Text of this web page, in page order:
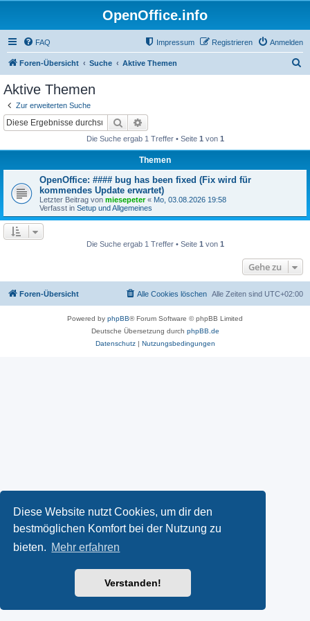
Diese Website nutzt Cookies, um dir den
bestmöglichen Komfort bei der Nutzung zu
bieten. Mehr erfahren
Verstanden!
OpenOffice.info
FAQ Anmelden
Registrieren
Impressum
Foren-Übersicht Suche Aktive Themen
Aktive Themen
Zur erweiterten Suche
Suche
Die Suche ergab 1 Treffer • Seite 1 von 1
Themen
OpenOffice: #### bug has been fixed (Fix wird für
kommendes Update erwartet)
Letzter Beitrag von miesepeter« Mo, 03.08.2026 19:58
Verfasst in Setup und Allgemeines
Die Suche ergab 1 Treffer • Seite 1 von 1
Gehe zu
Foren-Übersicht Alle Zeiten sind UTC+02:00
Alle Cookies löschen
Powered by phpBB® Forum Software © phpBB Limited
Deutsche Übersetzung durch phpBB.de
Datenschutz| Nutzungsbedingungen